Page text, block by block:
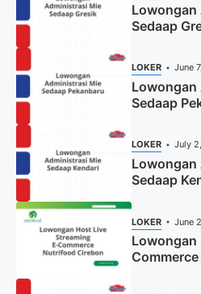
Sedaap
LOKER June
Sedaap
LOKER July
Sedaap
LOKER June
Lowongan